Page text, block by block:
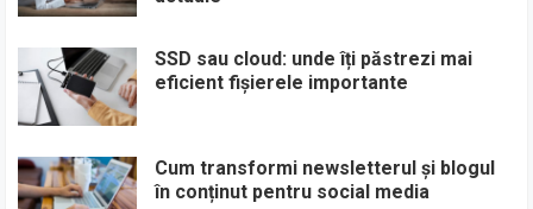
SSD sau cloud: unde îți păstrezi mai
eficient fișierele importante
Cum transformi newsletterul și blogul
în conținut pentru social media